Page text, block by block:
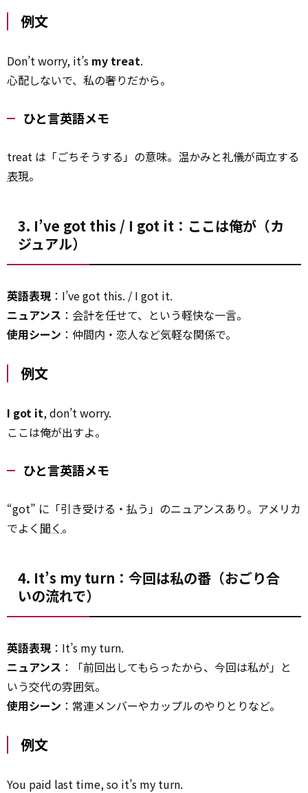
例文
Don’t worry, it’s my treat.
心配しないで、私の奢りだから。
ひと言英語メモ
treat は「ごちそうする」の意味。温かみと礼儀が両立する
表現。
3. I’ve got this / I got it：ここは俺が（カ
ジュアル）
英語表現 ：I’ve got this. / I got it.
ニュアンス ：会計を任せて、という軽快な一言。
使用シーン ：仲間内・恋人など気軽な関係で。
例文
I got it, don’t worry.
ここは俺が出すよ。
ひと言英語メモ
“got” に「引き受ける・払う」のニュアンスあり。アメリカ
でよく 聞く 。
4. It’s my turn：今回は私の番（おごり合
いの流れで）
英語表現 ：It’s my turn.
ニュアンス ：「前回出してもらったから、今回は私が」と
いう交代の雰囲気。
使用シーン ：常連メンバーやカップルのやりとりなど。
例文
You paid last time, so it’s my turn.